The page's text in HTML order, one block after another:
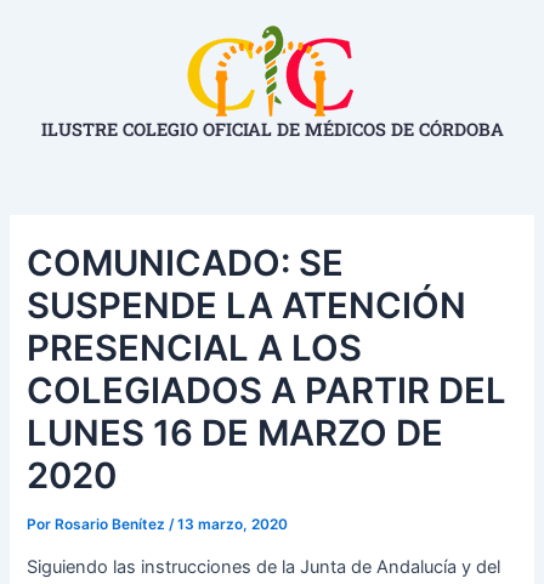
ILUSTRE COLEGIO OFICIAL DE MÉDICOS DE CÓRDOBA
COMUNICADO: SE
SUSPENDE LA ATENCIÓN
PRESENCIAL A LOS
COLEGIADOS A PARTIR DEL
LUNES 16 DE MARZO DE
2020
PorRosario Benítez /13 marzo, 2020
Siguiendo las instrucciones de la Junta de Andalucía y del